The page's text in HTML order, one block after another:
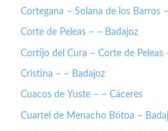
Cortegana – Solana de los Barros
Corte de Peleas – – Badajoz
Cortijo del Cura – Corte de Peleas
Cristina – – Badajoz
Cuacos de Yuste – – Cáceres
Cuartel de Menacho Bótoa –